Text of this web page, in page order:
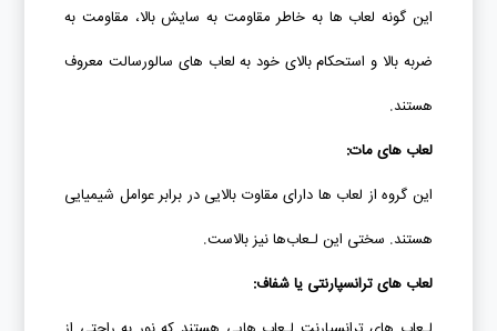
این گونه لعاب ­‌ها به خاطر مقاومت به سایش بالا، مقاومت به
ضربه بالا و استحکام بالای خود به لعاب‌ های سالورسالت معروف
هستند.
لعاب های مات:
این گروه از لعاب ­‌ها دارای مقاوت بالایی در برابر عوامل شیمیایی
هستند. سختی این لـعاب­‌ها نیز بالاست.
لعاب های ترانسپارنتی یا شفاف: